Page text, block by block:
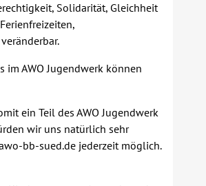
Solidarität, Gleichheit
AWO Jugendwerk können
ein Teil des AWO Jugendwerk
wir uns natürlich sehr
bb-sued.de jederzeit möglich.